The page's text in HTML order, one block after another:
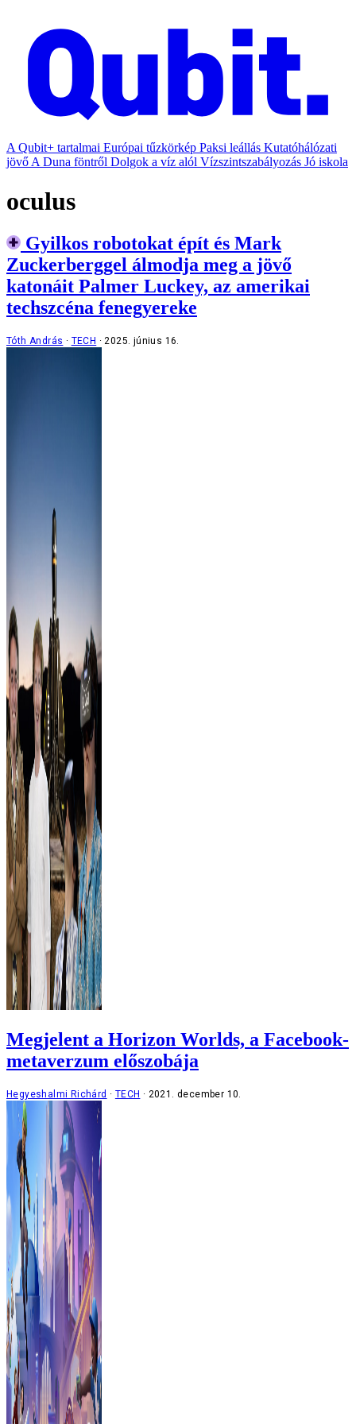
A Qubit+ tartalmai Európai tűzkörkép Paksi leállás Kutatóhálózati
jövő A Duna föntről Dolgok a víz alól Vízszintszabályozás Jó iskola
oculus
Gyilkos robotokat épít és Mark
Zuckerberggel álmodja meg a jövő
katonáit Palmer Luckey, az amerikai
techszcéna fenegyereke
Tóth András TECH 2025. június 16.
Megjelent a Horizon Worlds, a Facebook-
metaverzum előszobája
Hegyeshalmi Richárd TECH 2021. december 10.